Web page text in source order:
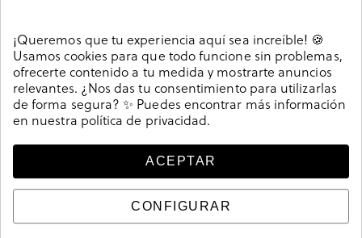
Deportivos Converse ALL STAR HI en gris. Modelo
clásico de bota plana en lona. Logotipo en la parte
interior. Cierre con cordones. La plantilla no es extraible.
Referencia196900
Guía de tallas
Ciudados y limpieza
¡Queremos que tu experiencia aquí sea increíble! 🍪
Usamos cookies para que todo funcione sin problemas,
ofrecerte contenido a tu medida y mostrarte anuncios
relevantes. ¿Nos das tu consentimiento para utilizarlas
de forma segura? ✨ Puedes encontrar más información
en nuestra política de privacidad.
ACEPTAR
CONFIGURAR